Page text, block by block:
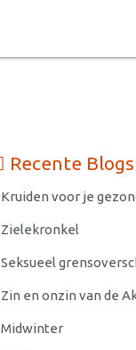
Recente Blogs
Kruiden voor je
Zielekronkel
Seksueel
Zin en onzin van de
Midwinter